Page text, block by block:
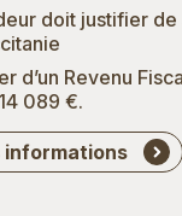
doit justifier
d’un Revenu
089 €.
informations